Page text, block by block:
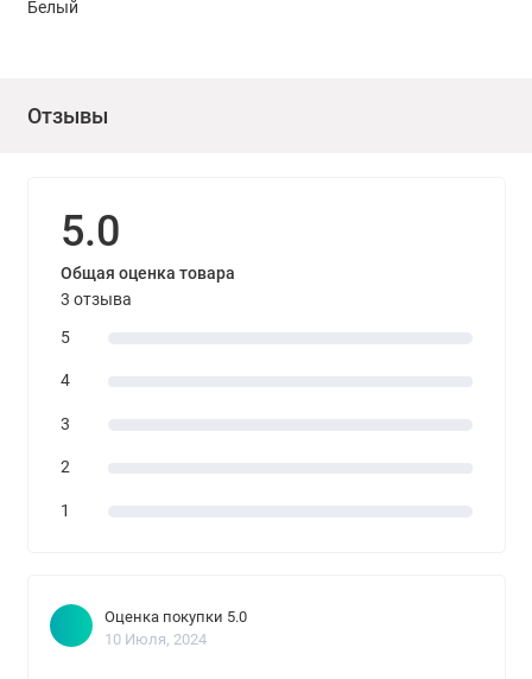
Белый
Отзывы
5.0
Общая оценка товара
3 отзыва
5
4
3
2
1
Оценка покупки 5.0
10 Июля, 2024